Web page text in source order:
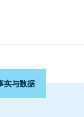
实与数据